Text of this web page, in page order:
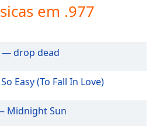
em .977
— drop dead
Easy (To Fall In Love)
Midnight Sun